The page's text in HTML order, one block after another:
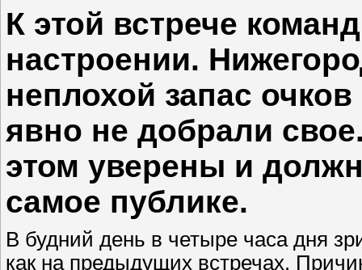
К этой встрече
настроении.
неплохой запас
явно не добрали
этом уверены и
самое публике.
В будний день в четыре часа дня
как на предыдущих встречах.